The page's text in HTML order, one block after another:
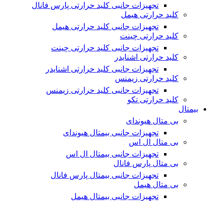
تجهیزات جانبی کلید حرارتی پارس فانال
کلید حرارتی هیمل
تجهیزات جانبی کلید حرارتی هیمل
کلید حرارتی چینت
تجهیزات جانبی کلید حرارتی چینت
کلید حرارتی اشنایدر
تجهیزات جانبی کلید حرارتی اشنایدر
کلید حرارتی زیمنس
تجهیزات جانبی کلید حرارتی زیمنس
کلید حرارتی تکو
بیمتال
بی متال هیوندای
تجهیزات جانبی بیمتال هیوندای
بی متال ال اس
تجهیزات جانبی بیمتال ال اس
بی متال پارس فانال
تجهیزات جانبی بیمتال پارس فانال
بی متال هیمل
تجهیزات جانبی بیمتال هیمل